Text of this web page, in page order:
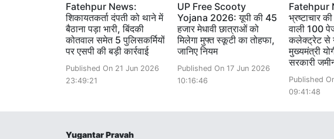
Fatehpur News:
शिकायतकर्ता दंपती को थाने में
बैठाना पड़ा भारी, बिंदकी
कोतवाल समेत 5 पुलिसकर्मियों
पर एसपी की बड़ी कार्रवाई
Published On 21 Jun 2026
23:49:21
UP Free Scooty
Yojana 2026: यूपी की 45
हजार मेधावी छात्राओं को
मिलेगा मुफ्त स्कूटी का तोहफा,
जानिए नियम
Published On 17 Jun 2026
10:16:46
Fatehpur
भ्रष्टाचार
वाली 100
कलेक्ट्रेट से
मुख्यमंत्री
सरकारी
Published
09:41:48
Yugantar Pravah